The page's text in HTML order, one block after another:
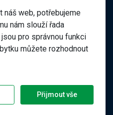
| |Předchozí web
Nastavení soukromí
náš web, potřebujeme
nám slouží řada
pro správnou funkci
můžete rozhodnout
Přijmout vše